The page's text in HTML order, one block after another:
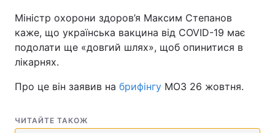
Міністр охорони здоров’я Максим Степанов
каже, що українська вакцина від COVID-19 має
подолати ще «довгий шлях», щоб опинитися в
лікарнях.
Про це він заявив на брифінгу МОЗ 26 жовтня.
ЧИТАЙТЕ ТАКОЖ